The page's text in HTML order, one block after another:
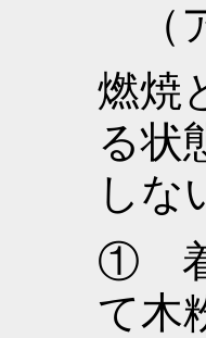
（ア
燃焼
る状
しな
① 着
て木